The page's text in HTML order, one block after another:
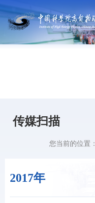
传媒扫描
2017年
您当前的位置：